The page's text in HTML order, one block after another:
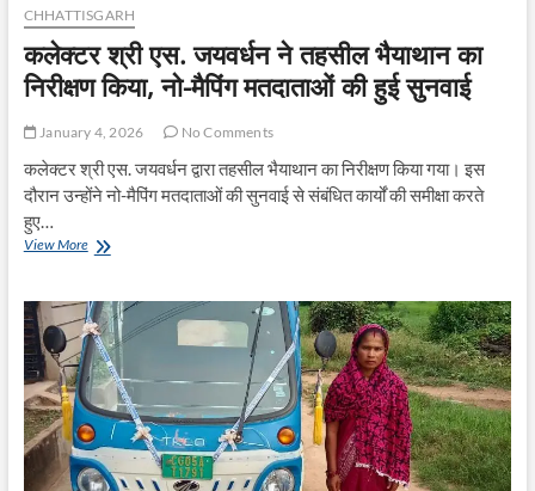
6.55
करोड़
रुपये
का
गबन,
पर
FIR
CHHATTISGARH
कलेक्टर श्री एस. जयवर्धन ने तहसील भैयाथान का
निरीक्षण किया, नो-मैपिंग मतदाताओं की हुई सुनवाई
January 4, 2026 No Comments
कलेक्टर श्री एस. जयवर्धन द्वारा तहसील भैयाथान का निरीक्षण किया गया। इस
दौरान उन्होंने नो-मैपिंग मतदाताओं की सुनवाई से संबंधित कार्यों की समीक्षा करते
हुए…
View Moreकलेक्टर
जयवर्धन
ने
तहसील
भैयाथान
का
निरीक्षण
किया,
नो-
मैपिंग